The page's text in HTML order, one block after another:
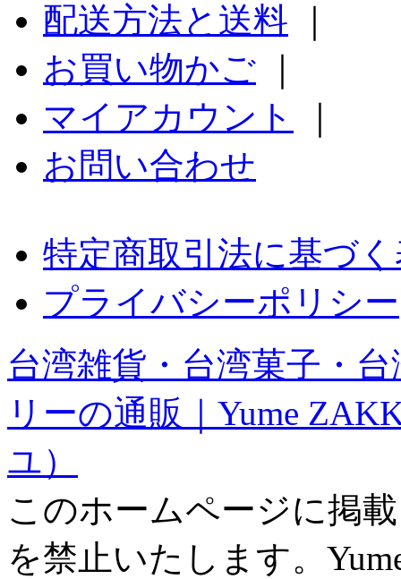
配送方法と送料
お買い物かご
マイアカウント
お問い合わせ
特定商取引法に基づ
プライバシーポリシー
台湾雑貨・台湾菓子・
リーの通販｜Yume
ユ）
このホームページに掲
を禁止いたします。